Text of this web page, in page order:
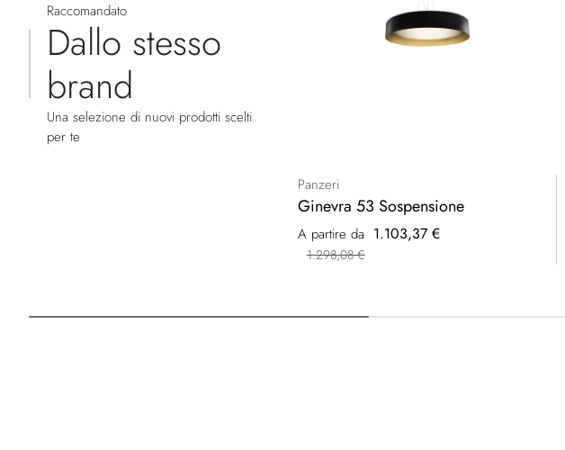
Raccomandato
Dallo stesso
brand
Una selezione di nuovi prodotti scelti
per te
Panzeri
Ginevra 53 Sospensione
A partire da 1.103,37 €
1.298,08 €